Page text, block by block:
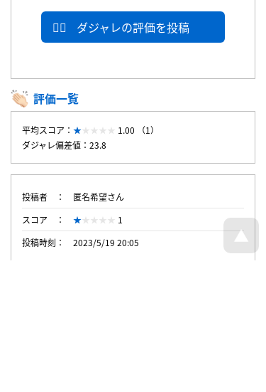
ダジャレの評価を投稿
評価一覧
平均スコア：
1.00 （1）
ダジャレ偏差値：23.8
投稿者
匿名希望さん
スコア
1
投稿時刻
2023/5/19 20:05